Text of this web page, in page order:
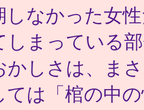
しなかった女
しまっている
かしさは、ま
ては「棺の中